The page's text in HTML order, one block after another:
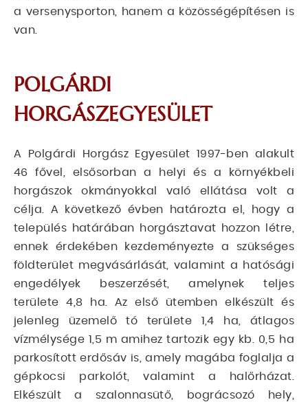
a versenysporton, hanem a közösségépítésen is
van.
POLGÁRDI
HORGÁSZEGYESÜLET
A Polgárdi Horgász Egyesület 1997-ben alakult
46 fővel, elsősorban a helyi és a környékbeli
horgászok okmányokkal való ellátása volt a
célja. A következő évben határozta el, hogy a
település határában horgásztavat hozzon létre,
ennek érdekében kezdeményezte a szükséges
földterület megvásárlását, valamint a hatósági
engedélyek beszerzését, amelynek teljes
területe 4,8 ha. Az első ütemben elkészült és
jelenleg üzemelő tó területe 1,4 ha, átlagos
vízmélysége 1,5 m amihez tartozik egy kb. 0,5 ha
parkosított erdősáv is, amely magába foglalja a
gépkocsi parkolót, valamint a halőrházat.
Elkészült a szalonnasütő, bográcsozó hely,